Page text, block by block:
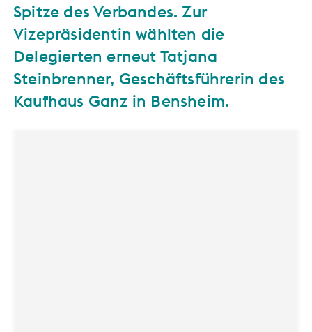
Spitze des Verbandes. Zur
Vizepräsidentin wählten die
Delegierten erneut Tatjana
Steinbrenner, Geschäftsführerin des
Kaufhaus Ganz in Bensheim.